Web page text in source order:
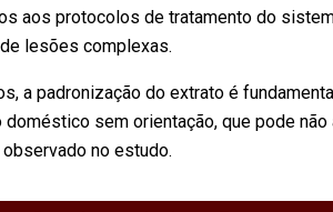
aos protocolos de tratamento do
lesões complexas.
a padronização do extrato é
sem orientação, que pode
no estudo.